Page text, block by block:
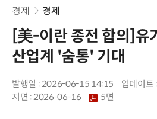
경제 경제
[美-이란 종전 합의]유
산업계 '숨통' 기대
발행일 : 2026-06-15 14:15
업데이
지면 :2026-06-16 5면